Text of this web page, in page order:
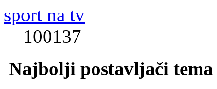
sport na tv
100137
Najbolji postavljači tema